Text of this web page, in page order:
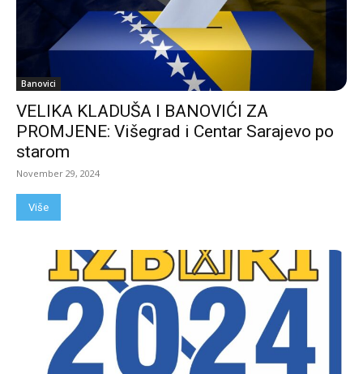
Banovici
VELIKA KLADUŠA I BANOVIĆI ZA
PROMJENE: Višegrad i Centar Sarajevo po
starom
November 29, 2024
Više